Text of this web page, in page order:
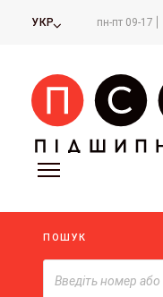
УКР пн-пт 09-17
ПОШУК